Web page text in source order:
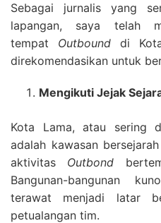
Sebagai jurnalis yang
lapangan, saya telah
tempat Outbounddi Kota
direkomendasikan untuk
Mengikuti Jejak
Kota Lama, atau sering
adalah kawasan
aktivitas Outbond
Bangunan-bangunan
terawat menjadi latar
petualangan tim.